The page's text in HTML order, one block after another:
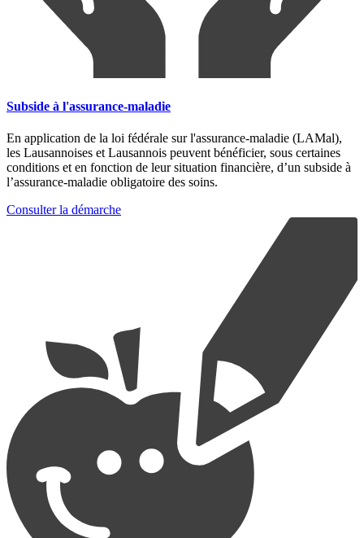
Subside à l'assurance-maladie
En application de la loi fédérale sur l'assurance-maladie (LAMal),
les Lausannoises et Lausannois peuvent bénéficier, sous certaines
conditions et en fonction de leur situation financière, d’un subside à
l’assurance-maladie obligatoire des soins.
Consulter la démarche